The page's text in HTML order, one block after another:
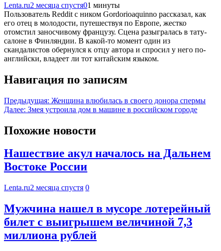
Lenta.ru2 месяца спустя01 минуты
Пользователь Reddit с ником Gordorioaquinno рассказал, как
его отец в молодости, путешествуя по Европе, жестко
отомстил заносчивому французу. Сцена разыгралась в тату-
салоне в Финляндии. В какой-то момент один из
скандалистов обернулся к отцу автора и спросил у него по-
английски, владеет ли тот китайским языком.
Навигация по записям
Предыдущая: Женщина влюбилась в своего донора спермы
Далее: Змея устроила дом в машине в российском городе
Похожие новости
Нашествие акул началось на Дальнем
Востоке России
Lenta.ru2 месяца спустя 0
Мужчина нашел в мусоре лотерейный
билет с выигрышем величиной 7,3
миллиона рублей